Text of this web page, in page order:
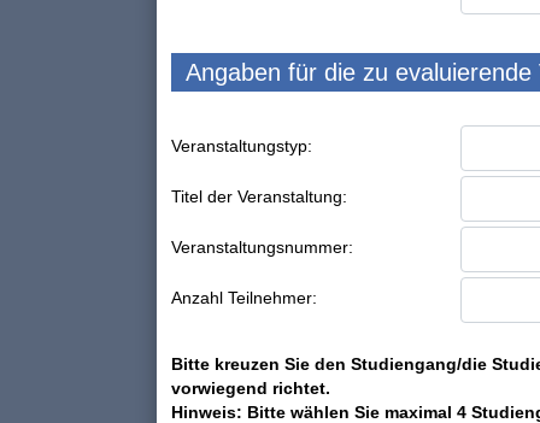
Angaben für die zu evaluierende
Veranstaltungstyp:
Titel der Veranstaltung:
Veranstaltungsnummer:
Anzahl Teilnehmer:
Bitte kreuzen Sie den Studiengang/die
vorwiegend richtet.
Hinweis: Bitte wählen Sie maximal 4